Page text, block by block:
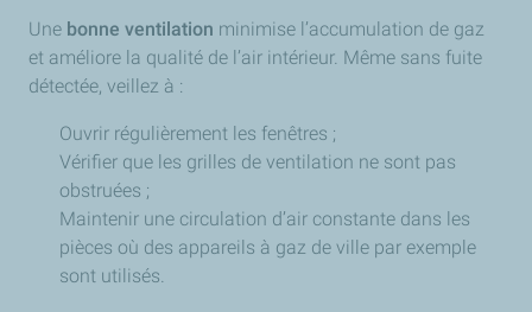
Une bonne ventilation minimise l’accumulation de gaz
et améliore la qualité de l’air intérieur. Même sans fuite
détectée, veillez à :
Ouvrir régulièrement les fenêtres ;
Vérifier que les grilles de ventilation ne sont pas
obstruées ;
Maintenir une circulation d’air constante dans les
pièces où des appareils à gaz de ville par exemple
sont utilisés.